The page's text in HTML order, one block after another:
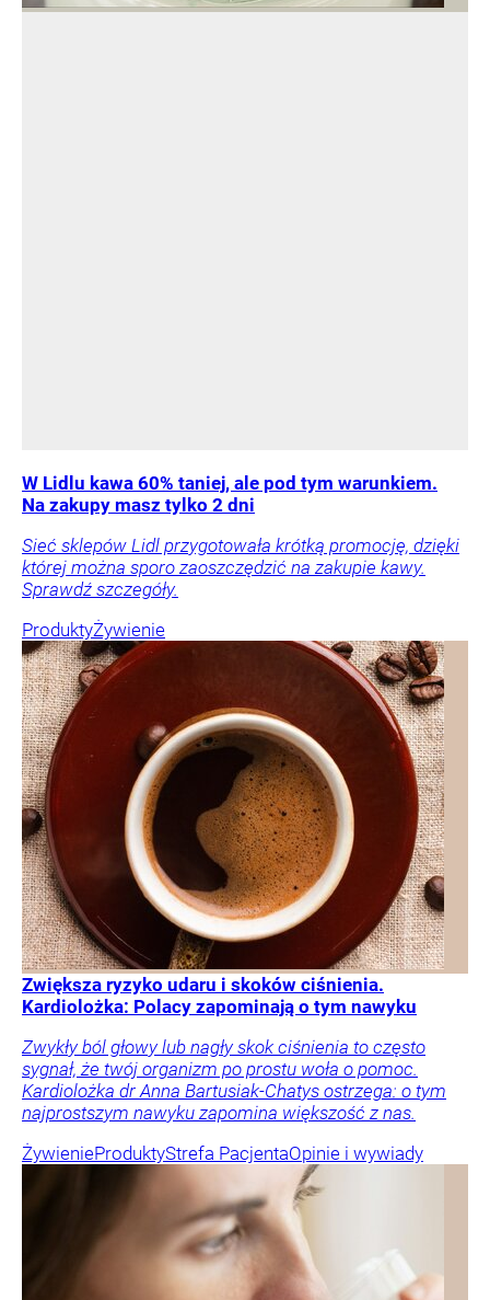
W Lidlu kawa 60% taniej, ale pod tym warunkiem.
Na zakupy masz tylko 2 dni
Sieć sklepów Lidl przygotowała krótką promocję, dzięki
której można sporo zaoszczędzić na zakupie kawy.
Sprawdź szczegóły.
ProduktyŻywienie
Zwiększa ryzyko udaru i skoków ciśnienia.
Kardiolożka: Polacy zapominają o tym nawyku
Zwykły ból głowy lub nagły skok ciśnienia to często
sygnał, że twój organizm po prostu woła o pomoc.
Kardiolożka dr Anna Bartusiak-Chatys ostrzega: o tym
najprostszym nawyku zapomina większość z nas.
ŻywienieProduktyStrefa PacjentaOpinie i wywiady